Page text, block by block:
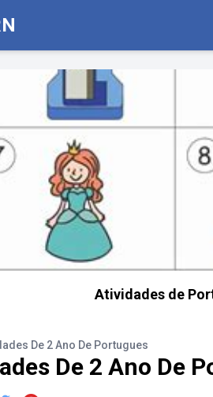
Atividades de
De 2 Ano De Portugues
De 2 Ano De